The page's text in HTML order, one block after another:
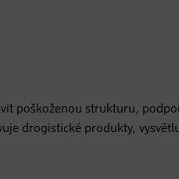
poškoženou strukturu,
drogistické produkty,